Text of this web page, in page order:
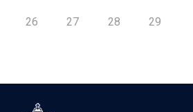
26 27 28 29